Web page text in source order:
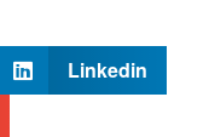
Linkedin